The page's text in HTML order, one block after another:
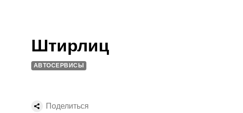
Штирлиц
АВТОСЕРВИСЫ
Поделиться